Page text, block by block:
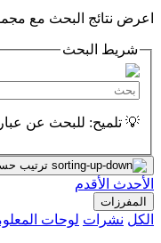
اعرض نتائج البحث مع
شريط البحث
💡 تلميح: للبحث عن
ترتيب
الأحدث الأقدم
المفرزات
الكل نشرات لوحات